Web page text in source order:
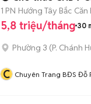
1 PN Hướng Tây Bắc Căn
5,8 triệu/tháng 30
Phường 3 (P. Chánh
C Chuyên Trang BĐS Đỗ